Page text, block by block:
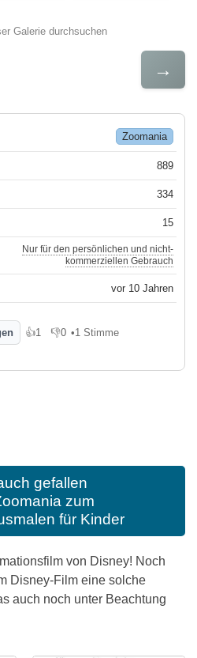
Galerie durchsuchen
→
Zoomania
889
334
15
Nur für den persönlichen und nicht-
kommerziellen Gebrauch
vor 10 Jahren
👍1
Gefällt mir
👎0
Gefällt mir nicht
•1 Stimme
gefallen
zum
für Kinder
von Disney! Noch
Disney-Film eine solche
auch noch unter Beachtung